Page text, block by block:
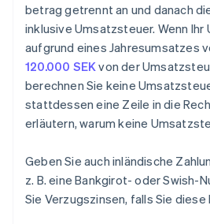
betrag getrennt an und danach
inklusive Umsatzsteuer. Wenn Ihr
aufgrund eines Jahresumsatzes
120.000 SEKvon der
berechnen Sie keine
stattdessen eine Zeile in die
erläutern, warum keine
Geben Sie auch inländische
z. B. eine Bankgirot- oder Swish-
Sie Verzugszinsen, falls Sie